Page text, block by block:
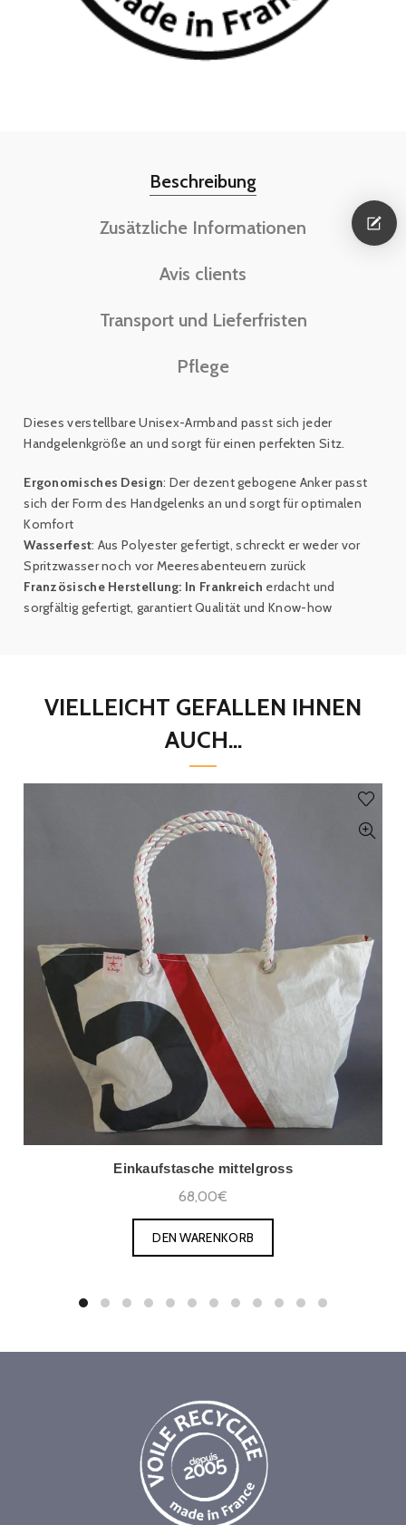
Beschreibung
Zusätzliche Informationen
Avis clients
Transport und Lieferfristen
Pflege
Dieses verstellbare Unisex-Armband passt sich jeder
Handgelenkgröße an und sorgt für einen perfekten Sitz.
Ergonomisches Design: Der dezent gebogene Anker passt
sich der Form des Handgelenks an und sorgt für optimalen
Komfort
Wasserfest: Aus Polyester gefertigt, schreckt er weder vor
Spritzwasser noch vor Meeresabenteuern zurück
Französische Herstellung: In Frankreich erdacht und
sorgfältig gefertigt, garantiert Qualität und Know-how
VIELLEICHT GEFALLEN IHNEN
AUCH...
Einkaufstasche mittelgross
68,00€
DEN WARENKORB